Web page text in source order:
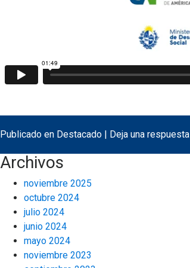
Publicado en Destacado | Deja una respuesta
Archivos
noviembre 2025
octubre 2024
julio 2024
junio 2024
mayo 2024
noviembre 2023